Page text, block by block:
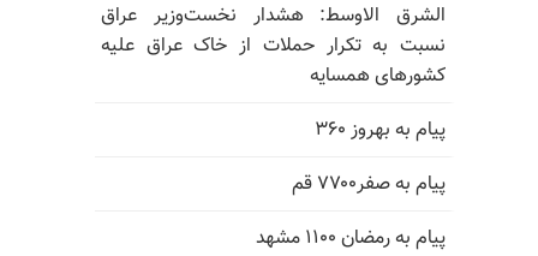
الشرق الاوسط: هشدار نخست‌وزیر عراق
نسبت به تکرار حملات از خاک عراق علیه
کشورهای همسایه
پیام به بهروز ۳۶۰
پیام به صفر۷۷۰۰ قم
پیام به رمضان ۱۱۰۰ مشهد